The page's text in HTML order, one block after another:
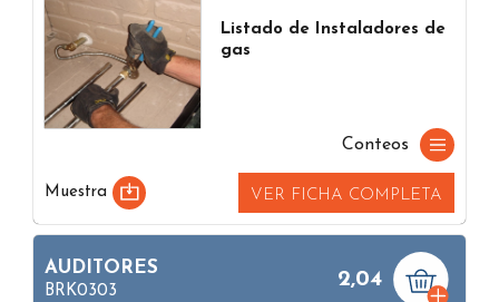
Listado de Instaladores de
gas
Conteos
Muestra VER FICHA COMPLETA
AUDITORES
BRK0303
2,04